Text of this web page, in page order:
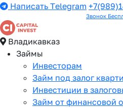
Написать Telegram
Звонок
Владикавказ
Займы
Инвесторам
Займ под залог
Инвестиции в
Займ от финансовой